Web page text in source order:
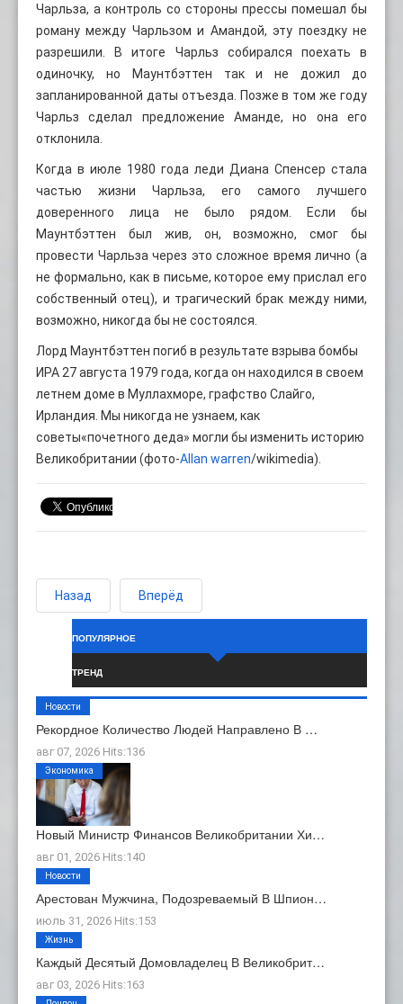
Чарльза, а контроль со стороны прессы помешал бы
роману между Чарльзом и Амандой, эту поездку не
разрешили. В итоге Чарльз собирался поехать в
одиночку, но Маунтбэттен так и не дожил до
запланированной даты отъезда. Позже в том же году
Чарльз сделал предложение Аманде, но она его
отклонила.
Когда в июле 1980 года леди Диана Спенсер стала
частью жизни Чарльза, его самого лучшего
доверенного лица не было рядом. Если бы
Маунтбэттен был жив, он, возможно, смог бы
провести Чарльза через это сложное время лично (а
не формально, как в письме, которое ему прислал его
собственный отец), и трагический брак между ними,
возможно, никогда бы не состоялся.
Лорд Маунтбэттен погиб в результате взрыва бомбы
ИРА 27 августа 1979 года, когда он находился в своем
летнем доме в Муллахморе, графство Слайго,
Ирландия. Мы никогда не узнаем, как
советы«почетного деда» могли бы изменить историю
Великобритании (фото-Allan warren/wikimedia).
Назад Вперёд
ПОПУЛЯРНОЕ
ТРЕНД
Рекордное Количество Людей Направлено В …
авг 07, 2026 Hits:136
Новости
Новый Министр Финансов Великобритании Хи…
авг 01, 2026 Hits:140
Экономика
Арестован Мужчина, Подозреваемый В Шпион…
июль 31, 2026 Hits:153
Новости
Каждый Десятый Домовладелец В Великобрит…
авг 03, 2026 Hits:163
Жизнь